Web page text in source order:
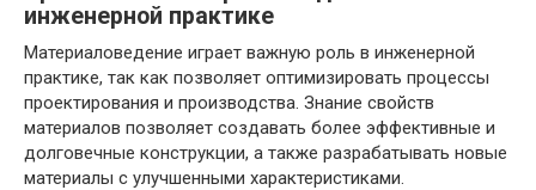
инженерной практике
Материаловедение играет важную роль в инженерной
практике, так как позволяет оптимизировать процессы
проектирования и производства. Знание свойств
материалов позволяет создавать более эффективные и
долговечные конструкции, а также разрабатывать новые
материалы с улучшенными характеристиками.